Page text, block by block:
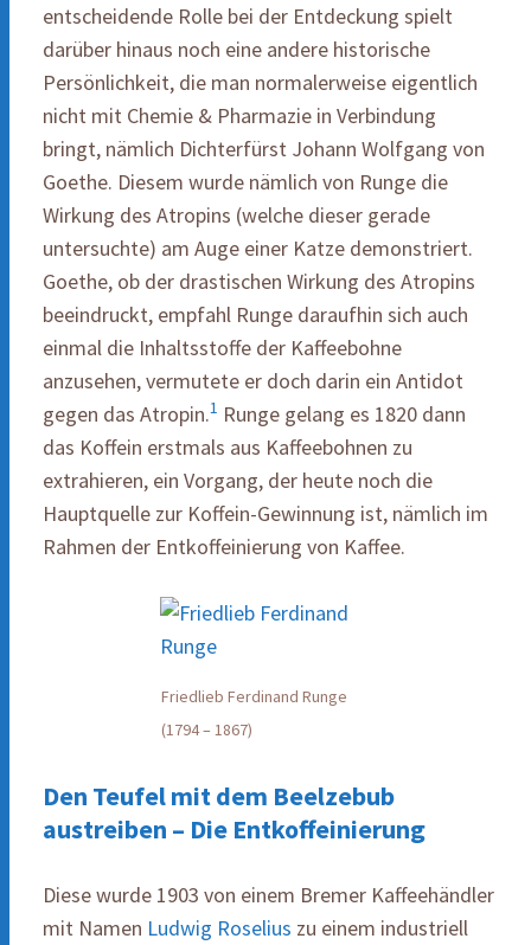
entscheidende Rolle bei der Entdeckung spielt
darüber hinaus noch eine andere historische
Persönlichkeit, die man normalerweise eigentlich
nicht mit Chemie & Pharmazie in Verbindung
bringt, nämlich Dichterfürst Johann Wolfgang von
Goethe. Diesem wurde nämlich von Runge die
Wirkung des Atropins (welche dieser gerade
untersuchte) am Auge einer Katze demonstriert.
Goethe, ob der drastischen Wirkung des Atropins
beeindruckt, empfahl Runge daraufhin sich auch
einmal die Inhaltsstoffe der Kaffeebohne
anzusehen, vermutete er doch darin ein Antidot
gegen das Atropin.1 Runge gelang es 1820 dann
das Koffein erstmals aus Kaffeebohnen zu
extrahieren, ein Vorgang, der heute noch die
Hauptquelle zur Koffein-Gewinnung ist, nämlich im
Rahmen der Entkoffeinierung von Kaffee.
Friedlieb Ferdinand Runge
(1794 – 1867)
Den Teufel mit dem Beelzebub
austreiben – Die Entkoffeinierung
Diese wurde 1903 von einem Bremer Kaffeehändler
mit Namen Ludwig Roselius zu einem industriell